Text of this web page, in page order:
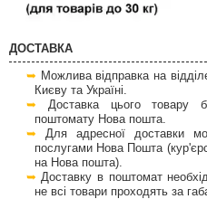
ДОСТАВКА
Можлива відправка на
Києву та Україні.
Доставка цього товару
поштомату Нова пошта.
Для адресної доставки
послугами Нова Пошта
на Нова пошта).
Доставку в поштомат
не всі товари проходять за